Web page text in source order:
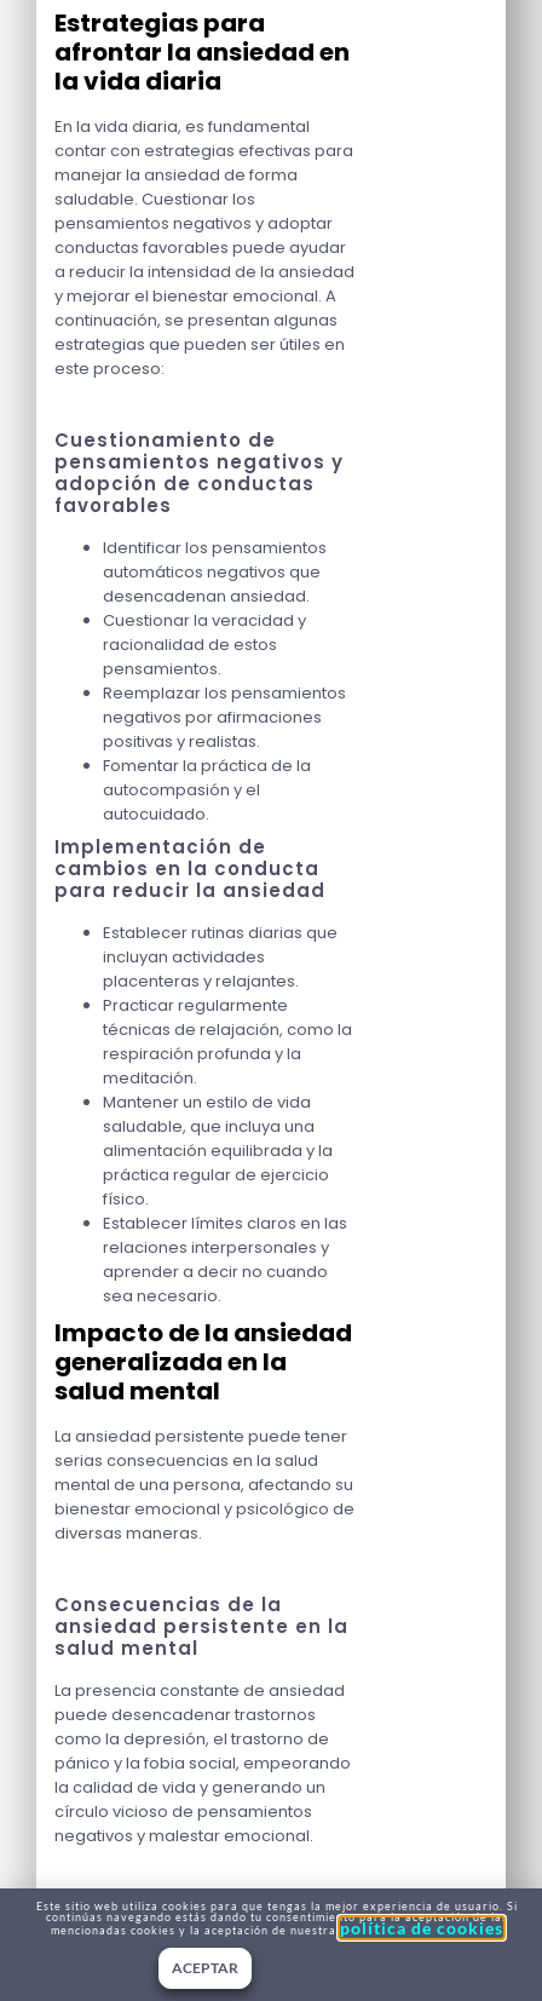
Estrategias para
afrontar la ansiedad en
la vida diaria
En la vida diaria, es fundamental
contar con estrategias efectivas para
manejar la ansiedad de forma
saludable. Cuestionar los
pensamientos negativos y adoptar
conductas favorables puede ayudar
a reducir la intensidad de la ansiedad
y mejorar el bienestar emocional. A
continuación, se presentan algunas
estrategias que pueden ser útiles en
este proceso:
Cuestionamiento de
pensamientos negativos y
adopción de conductas
favorables
Identificar los pensamientos
automáticos negativos que
desencadenan ansiedad.
Cuestionar la veracidad y
racionalidad de estos
pensamientos.
Reemplazar los pensamientos
negativos por afirmaciones
positivas y realistas.
Fomentar la práctica de la
autocompasión y el
autocuidado.
Implementación de
cambios en la conducta
para reducir la ansiedad
Establecer rutinas diarias que
incluyan actividades
placenteras y relajantes.
Practicar regularmente
técnicas de relajación, como la
respiración profunda y la
meditación.
Mantener un estilo de vida
saludable, que incluya una
alimentación equilibrada y la
práctica regular de ejercicio
físico.
Establecer límites claros en las
relaciones interpersonales y
aprender a decir no cuando
sea necesario.
Impacto de la ansiedad
generalizada en la
salud mental
La ansiedad persistente puede tener
serias consecuencias en la salud
mental de una persona, afectando su
bienestar emocional y psicológico de
diversas maneras.
Consecuencias de la
ansiedad persistente en la
salud mental
La presencia constante de ansiedad
puede desencadenar trastornos
como la depresión, el trastorno de
pánico y la fobia social, empeorando
la calidad de vida y generando un
círculo vicioso de pensamientos
negativos y malestar emocional.
Importancia de encontrar
soluciones para manejar la
Es fundamental buscar soluciones
Este sitio web utiliza cookies para que tengas la mejor experiencia de usuario. Si
continúas navegando estás dando tu consentimiento para la aceptación de las
mencionadas cookies y la aceptación de nuestra política de cookies
ACEPTAR